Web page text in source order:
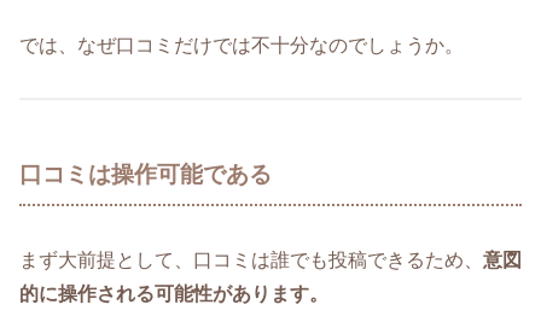
では、なぜ口コミだけでは不十分なのでしょうか。
口コミは操作可能である
まず大前提として、口コミは誰でも投稿できるため、 意図
的に操作される可能性があります。